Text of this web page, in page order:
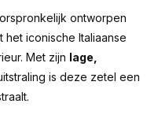
ontworpen
het iconische Italiaanse
Met zijn lage,
is deze zetel een